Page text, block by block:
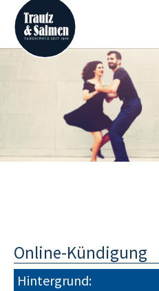
Zum Hauptinhalt springen
Online-Kündigung
Hintergrund: